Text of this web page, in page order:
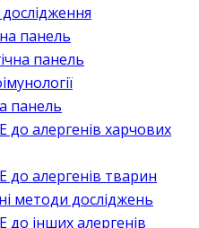
панель
панель
панель
до алергенів харчових
до алергенів тварин
методи досліджень
до інших алергенів